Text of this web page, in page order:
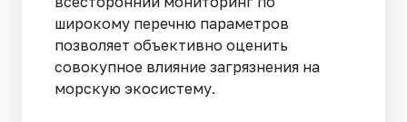
широкому перечню параметров
позволяет объективно оценить
совокупное влияние загрязнения на
морскую экосистему.